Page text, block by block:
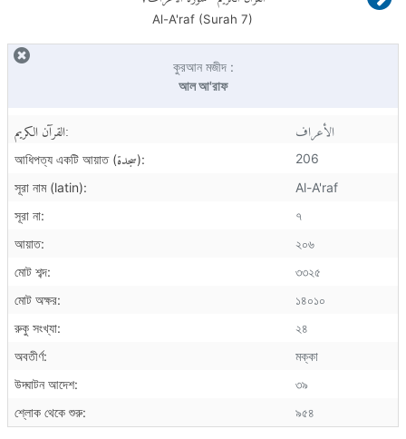
Al-A'raf (Surah 7)
কুরআন মজীদ :
আল আ'রাফ
القرآن الكريم: الأعراف
আধিপত্য একটি আয়াত (سجدة):
206
সূরা নাম (latin):
Al-A'raf
সূরা না:
৭
আয়াত:
২০৬
মোট শব্দ:
৩৩২৫
মোট অক্ষর:
১৪০১০
রুকু সংখ্যা:
২৪
অবতীর্ণ:
মক্কা
উদ্ঘাটন আদেশ:
৩৯
শ্লোক থেকে শুরু:
৯৫৪